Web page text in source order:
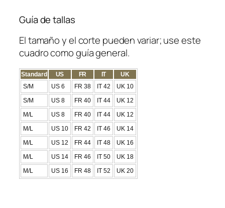
Guía de tallas
El tamaño y el corte pueden variar; use este
cuadro como guía general.
Standard US FR IT
UK
S/M
US 6 FR 38 IT 42
UK 10
S/M
US 8 FR 40 IT 44
UK 12
M/L
US 8 FR 40 IT 44
UK 12
M/L
US 10 FR 42 IT 46
UK 14
M/L
US 12 FR 44 IT 48
UK 16
M/L
US 14 FR 46 IT 50
UK 18
M/L
US 16 FR 48 IT 52 UK 20